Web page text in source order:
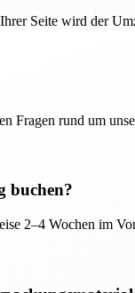
Seite wird der
Fragen rund um
buchen?
2–4 Wochen im